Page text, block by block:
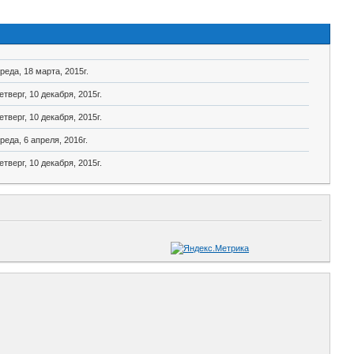
18 марта, 2015г.
10 декабря, 2015г.
10 декабря, 2015г.
6 апреля, 2016г.
10 декабря, 2015г.